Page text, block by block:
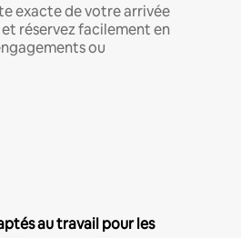
exacte de votre arrivée
réservez facilement en
ou
au travail pour les